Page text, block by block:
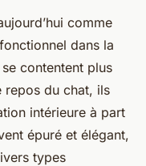
comme
dans la
contentent plus
repos du chat, ils
intérieure à part
épuré et élégant,
types